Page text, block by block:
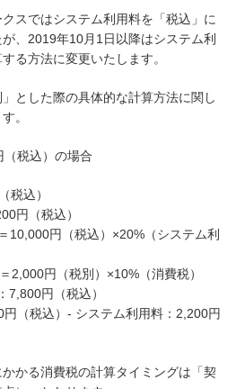
スではシステム利用料を「税込」に
、2019年10月1日以降はシステム利
る方法に変更いたします。
とした際の具体的な計算方法に関し
。
税込）の場合
税込）
円（税込）
10,000円（税込）×20%（システム利
2,000円（税別）×10%（消費税）
7,800円（税込）
（税込）- システム利用料：2,200円
かる消費税の計算タイミングは「契